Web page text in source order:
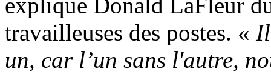
explique Donald LaFleur
travailleuses des postes. «
un, car l’un sans l'autre,